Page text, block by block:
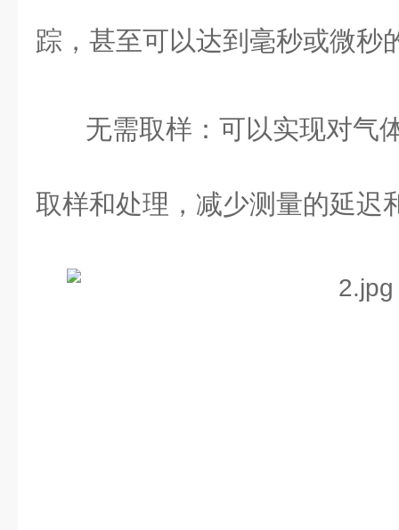
踪，甚至可以达到毫秒或微秒
无需取样：可以实现对气
取样和处理，减少测量的延迟